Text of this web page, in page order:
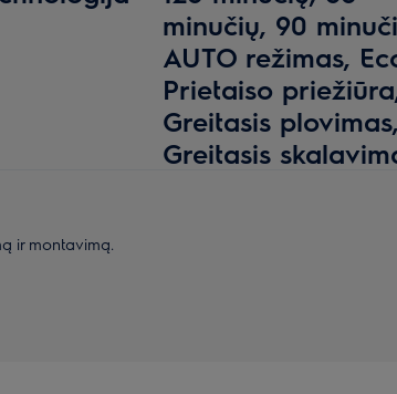
minučių, 90
AUTO režimas,
Prietaiso
Greitasis
Greitasis
ir montavimą.